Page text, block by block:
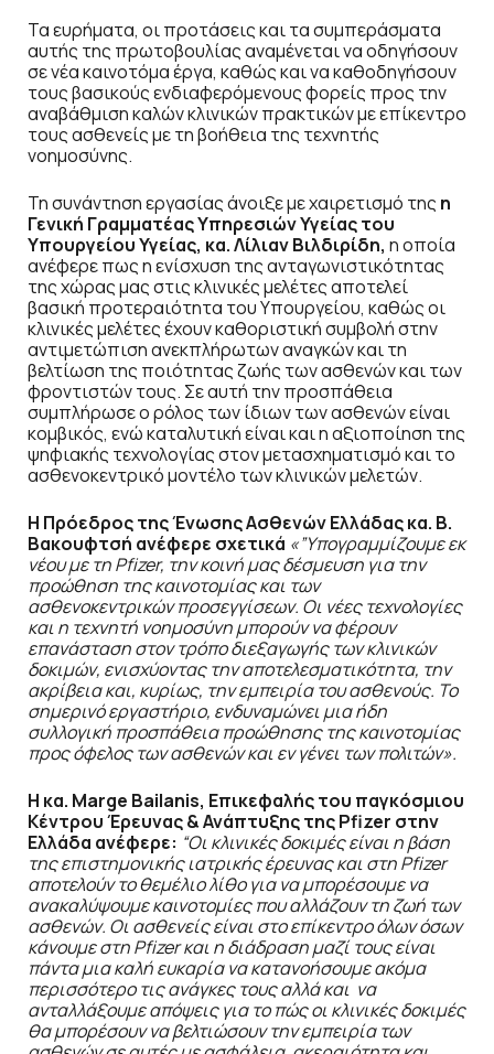
Τα ευρήματα, οι προτάσεις και τα συμπεράσματα
αυτής της πρωτοβουλίας αναμένεται να οδηγήσουν
σε νέα καινοτόμα έργα, καθώς και να καθοδηγήσουν
τους βασικούς ενδιαφερόμενους φορείς προς την
αναβάθμιση καλών κλινικών πρακτικών με επίκεντρο
τους ασθενείς με τη βοήθεια της τεχνητής
νοημοσύνης.
Τη συνάντηση εργασίας άνοιξε με χαιρετισμό της η
Γενική Γραμματέας Υπηρεσιών Υγείας του
Υπουργείου Υγείας, κα. Λίλιαν Βιλδιρίδη, η οποία
ανέφερε πως η ενίσχυση της ανταγωνιστικότητας
της χώρας μας στις κλινικές μελέτες αποτελεί
βασική προτεραιότητα του Υπουργείου, καθώς οι
κλινικές μελέτες έχουν καθοριστική συμβολή στην
αντιμετώπιση ανεκπλήρωτων αναγκών και τη
βελτίωση της ποιότητας ζωής των ασθενών και των
φροντιστών τους. Σε αυτή την προσπάθεια
συμπλήρωσε ο ρόλος των ίδιων των ασθενών είναι
κομβικός, ενώ καταλυτική είναι και η αξιοποίηση της
ψηφιακής τεχνολογίας στον μετασχηματισμό και το
ασθενοκεντρικό μοντέλο των κλινικών μελετών.
H Πρόεδρος της Ένωσης Ασθενών Ελλάδας κα. Β.
Βακουφτσή ανέφερε σχετικά «”Υπογραμμίζουμε εκ
νέου με τη Pfizer, την κοινή μας δέσμευση για την
προώθηση της καινοτομίας και των
ασθενοκεντρικών προσεγγίσεων. Οι νέες τεχνολογίες
και η τεχνητή νοημοσύνη μπορούν να φέρουν
επανάσταση στον τρόπο διεξαγωγής των κλινικών
δοκιμών, ενισχύοντας την αποτελεσματικότητα, την
ακρίβεια και, κυρίως, την εμπειρία του ασθενούς. Το
σημερινό εργαστήριο, ενδυναμώνει μια ήδη
συλλογική προσπάθεια προώθησης της καινοτομίας
προς όφελος των ασθενών και εν γένει των πολιτών».
Η κα. Marge Bailanis, Επικεφαλής του παγκόσμιου
Κέντρου Έρευνας & Ανάπτυξης της Pfizer στην
Ελλάδα ανέφερε: “Oι κλινικές δοκιμές είναι η βάση
της επιστημονικής ιατρικής έρευνας και στη Pfizer
αποτελούν το θεμέλιο λίθο για να μπορέσουμε να
ανακαλύψουμε καινοτομίες που αλλάζουν τη ζωή των
ασθενών. Οι ασθενείς είναι στο επίκεντρο όλων όσων
κάνουμε στη Pfizer και η διάδραση μαζί τους είναι
πάντα μια καλή ευκαρία να κατανοήσουμε ακόμα
περισσότερο τις ανάγκες τους αλλά και να
ανταλλάξουμε απόψεις για το πώς οι κλινικές δοκιμές
θα μπορέσουν να βελτιώσουν την εμπειρία των